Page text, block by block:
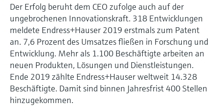
Der Erfolg beruht dem CEO zufolge auch auf der
ungebrochenen Innovationskraft. 318 Entwicklungen
meldete Endress+Hauser 2019 erstmals zum Patent
an. 7,6 Prozent des Umsatzes fließen in Forschung und
Entwicklung. Mehr als 1.100 Beschäftigte arbeiten an
neuen Produkten, Lösungen und Dienstleistungen.
Ende 2019 zählte Endress+Hauser weltweit 14.328
Beschäftigte. Damit sind binnen Jahresfrist 400 Stellen
hinzugekommen.